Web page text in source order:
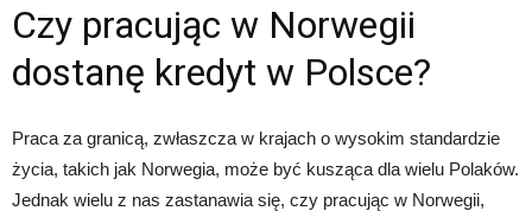
Czy pracując w Norwegii
dostanę kredyt w Polsce?
Praca za granicą, zwłaszcza w krajach o wysokim standardzie
życia, takich jak Norwegia, może być kusząca dla wielu Polaków.
Jednak wielu z nas zastanawia się, czy pracując w Norwegii,